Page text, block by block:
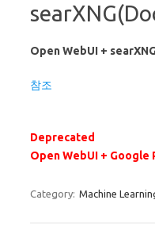
Open WebUI +
참조
Deprecated
Open WebUI + Google
Category: Machine